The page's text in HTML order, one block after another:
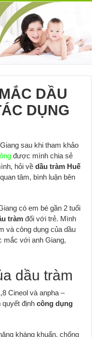
DẦU
DỤNG
sau khi tham khảo
được mình chia sẻ
hỏi vềdầu tràm Huế
tâm, bình luận bên
có em bé gần 2 tuổi
tràm đối với trẻ. Mình
và công dụng của dầu
mắc với anh Giang,
dầu tràm
Cineol và anpha –
quyết địnhcông dụng
kháng khuẩn, chống